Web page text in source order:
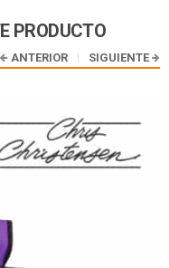
PRODUCTO
ANTERIOR SIGUIENTE